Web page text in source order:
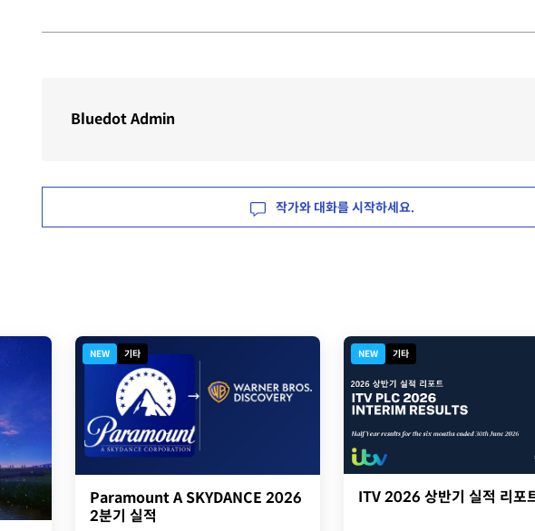
Bluedot Admin
작가와 대화를 시작하세요.
NEW 기타
Paramount A SKYDANCE 2026
2분기 실적
NEW 기타
ITV 2026 상반기 실적 리포